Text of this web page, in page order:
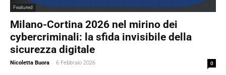
Featured
Milano-Cortina 2026 nel mirino dei
cybercriminali: la sfida invisibile della
sicurezza digitale
Nicoletta Buora - 6 Febbraio 2026 0